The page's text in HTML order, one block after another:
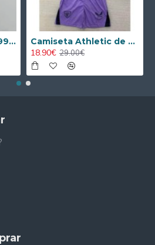
Camiseta AC Milan 1995/1996 Local Retro Camiseta Athletic de Bilbao 2024/2025 Alternativo Niño Kit
18.90€ 29.00€